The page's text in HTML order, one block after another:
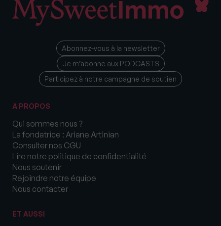
Abonnez-vous à la newsletter
Je m’abonne aux PODCASTS
Participez à notre campagne de soutien
A PROPOS
Qui sommes nous ?
La fondatrice : Ariane Artinian
Consulter nos CGU
Lire notre politique de confidentialité
Nous soutenir
Rejoindre notre équipe
Nous contacter
ET AUSSI